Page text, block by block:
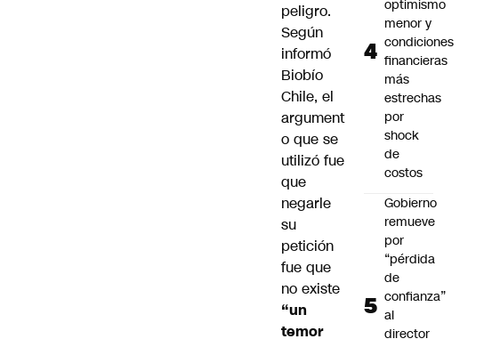
peligro.
Según
informó
Biobío
Chile, el
argument
o que se
utilizó fue
que
negarle
su
petición
fue que
no existe
“un
temor
optimismo
menor y
condiciones
financieras
más
estrechas
por
shock
de
costos
Gobierno
remueve
por
“pérdida
de
confianza”
al
director